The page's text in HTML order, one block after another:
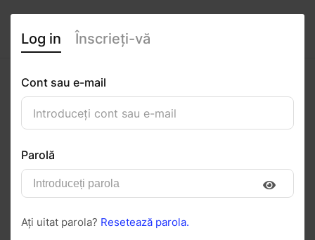
Mate Constantin
Urmăriți Salvați în PDF
Invitați Mesaj
Log in Înscrieți-vă
Cont sau e-mail
Parolă
Ați uitat parola? Resetează parola.